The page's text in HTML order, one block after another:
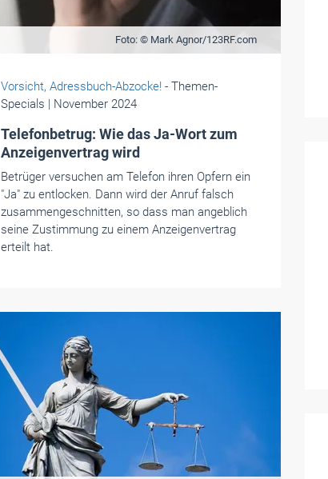
Foto: © Mark Agnor/123RF.com
Vorsicht, Adressbuch-Abzocke! - Themen-
Specials | November 2024
Telefonbetrug: Wie das Ja-Wort zum
Anzeigenvertrag wird
Betrüger versuchen am Telefon ihren Opfern ein
"Ja" zu entlocken. Dann wird der Anruf falsch
zusammengeschnitten, so dass man angeblich
seine Zustimmung zu einem Anzeigenvertrag
erteilt hat.